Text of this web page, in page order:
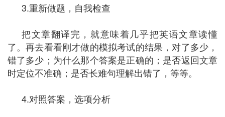
3.重新做题，自我检查
把文章翻译完，就意味着几乎把英语文章读懂
了。再去看看刚才做的模拟考试的结果，对了多少，
错了多少；为什么那个答案是正确的；是否返回文章
时定位不准确；是否长难句理解出错了，等等。
4.对照答案，选项分析